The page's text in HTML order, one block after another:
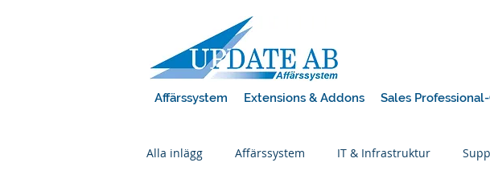
Affärssystem Extensions & Addons Sales Professional-
Alla inlägg Affärssystem IT & Infrastruktur